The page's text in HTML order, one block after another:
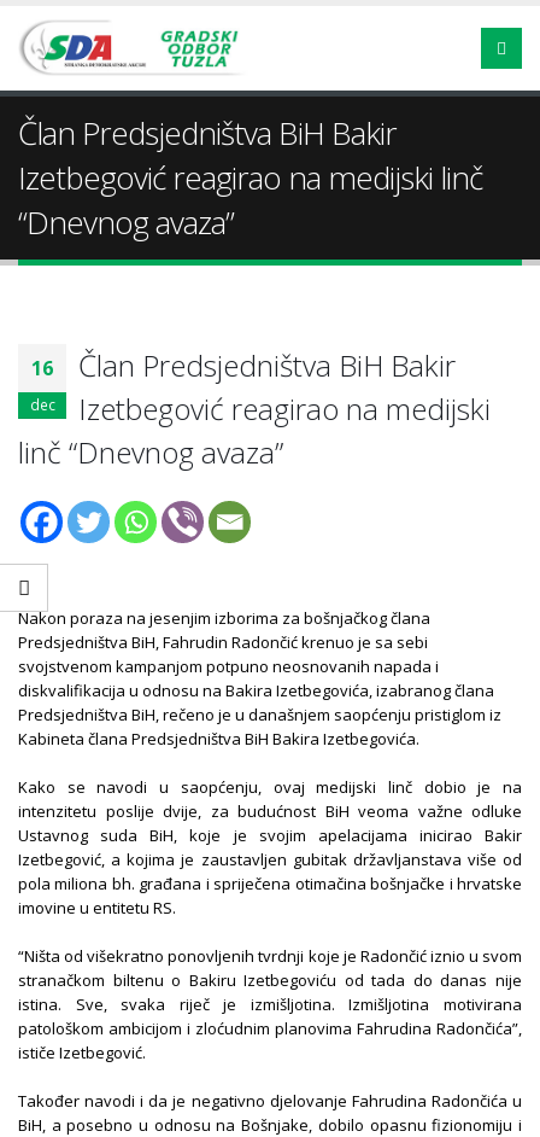
Član Predsjedništva BiH Bakir
Izetbegović reagirao na medijski linč
“Dnevnog avaza”
16
dec
Član Predsjedništva BiH Bakir
Izetbegović reagirao na medijski
linč “Dnevnog avaza”
Nakon poraza na jesenjim izborima za bošnjačkog člana
Predsjedništva BiH, Fahrudin Radončić krenuo je sa sebi
svojstvenom kampanjom potpuno neosnovanih napada i
diskvalifikacija u odnosu na Bakira Izetbegovića, izabranog člana
Predsjedništva BiH, rečeno je u današnjem saopćenju pristiglom iz
Kabineta člana Predsjedništva BiH Bakira Izetbegovića.
Kako se navodi u saopćenju, ovaj medijski linč dobio je na
intenzitetu poslije dvije, za budućnost BiH veoma važne odluke
Ustavnog suda BiH, koje je svojim apelacijama inicirao Bakir
Izetbegović, a kojima je zaustavljen gubitak državljanstava više od
pola miliona bh. građana i spriječena otimačina bošnjačke i hrvatske
imovine u entitetu RS.
“Ništa od višekratno ponovljenih tvrdnji koje je Radončić iznio u svom
stranačkom biltenu o Bakiru Izetbegoviću od tada do danas nije
istina. Sve, svaka riječ je izmišljotina. Izmišljotina motivirana
patološkom ambicijom i zloćudnim planovima Fahrudina Radončića”,
ističe Izetbegović.
Također navodi i da je negativno djelovanje Fahrudina Radončića u
BiH, a posebno u odnosu na Bošnjake, dobilo opasnu fizionomiju i